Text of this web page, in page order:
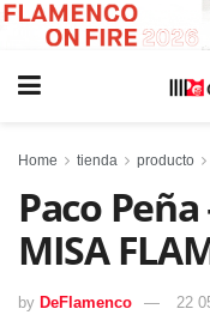
Home tienda producto
Paco Peña
MISA
by DeFlamenco 22